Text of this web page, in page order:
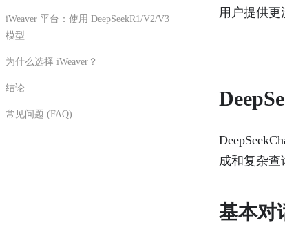
iWeaver 平台：使用 DeepSeekR1/V2/V3
模型
为什么选择 iWeaver？
结论
常见问题 (FAQ)
用户提供更
成和复杂查
基本对